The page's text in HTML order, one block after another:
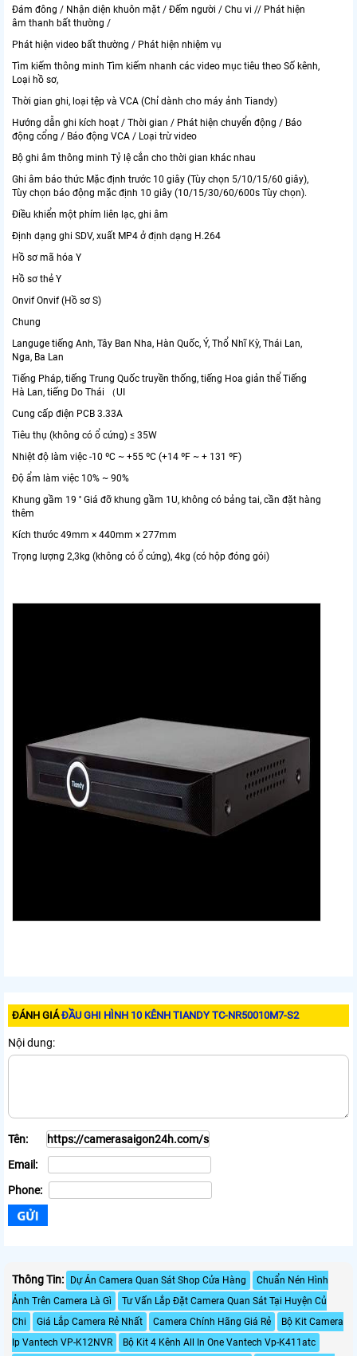
Đám đông / Nhận diện khuôn mặt / Đếm người / Chu vi // Phát hiện
âm thanh bất thường /
Phát hiện video bất thường / Phát hiện nhiệm vụ
Tìm kiếm thông minh Tìm kiếm nhanh các video mục tiêu theo Số kênh,
Loại hồ sơ,
Thời gian ghi, loại tệp và VCA (Chỉ dành cho máy ảnh Tiandy)
Hướng dẫn ghi kích hoạt / Thời gian / Phát hiện chuyển động / Báo
động cổng / Báo động VCA / Loại trừ video
Bộ ghi âm thông minh Tỷ lệ cắn cho thời gian khác nhau
Ghi âm báo thức Mặc định trước 10 giây (Tùy chọn 5/10/15/60 giây),
Tùy chọn báo động mặc định 10 giây (10/15/30/60/600s Tùy chọn).
Điều khiển một phím liên lạc, ghi âm
Định dạng ghi SDV, xuất MP4 ở định dạng H.264
Hồ sơ mã hóa Y
Hồ sơ thẻ Y
Onvif Onvif (Hồ sơ S)
Chung
Languge tiếng Anh, Tây Ban Nha, Hàn Quốc, Ý, Thổ Nhĩ Kỳ, Thái Lan,
Nga, Ba Lan
Tiếng Pháp, tiếng Trung Quốc truyền thống, tiếng Hoa giản thể Tiếng
Hà Lan, tiếng Do Thái （UI
Cung cấp điện PCB 3.33A
Tiêu thụ (không có ổ cứng) ≤ 35W
Nhiệt độ làm việc -10 ºC ~ +55 ºC (+14 ºF ~ + 131 ºF)
Độ ẩm làm việc 10% ~ 90%
Khung gầm 19 '' Giá đỡ khung gầm 1U, không có bảng tai, cần đặt hàng
thêm
Kích thước 49mm × 440mm × 277mm
Trọng lượng 2,3kg (không có ổ cứng), 4kg (có hộp đóng gói)
ĐÁNH GIÁĐẦU GHI HÌNH 10 KÊNH TIANDY TC-NR50010M7-S2
Nội dung:
Tên:
Email:
Phone:
Thông Tin: Dự Án Camera Quan Sát Shop Cửa Hàng
Chuẩn Nén Hình
Ảnh Trên Camera Là Gì
Tư Vấn Lắp Đặt Camera Quan Sát Tại Huyện Củ
Chi
Giá Lắp Camera Rẻ Nhất Camera Chính Hãng Giá Rẻ
Bộ Kit Camera
Ip Vantech VP-K12NVR
Bộ Kit 4 Kênh All In One Vantech Vp-K411atc